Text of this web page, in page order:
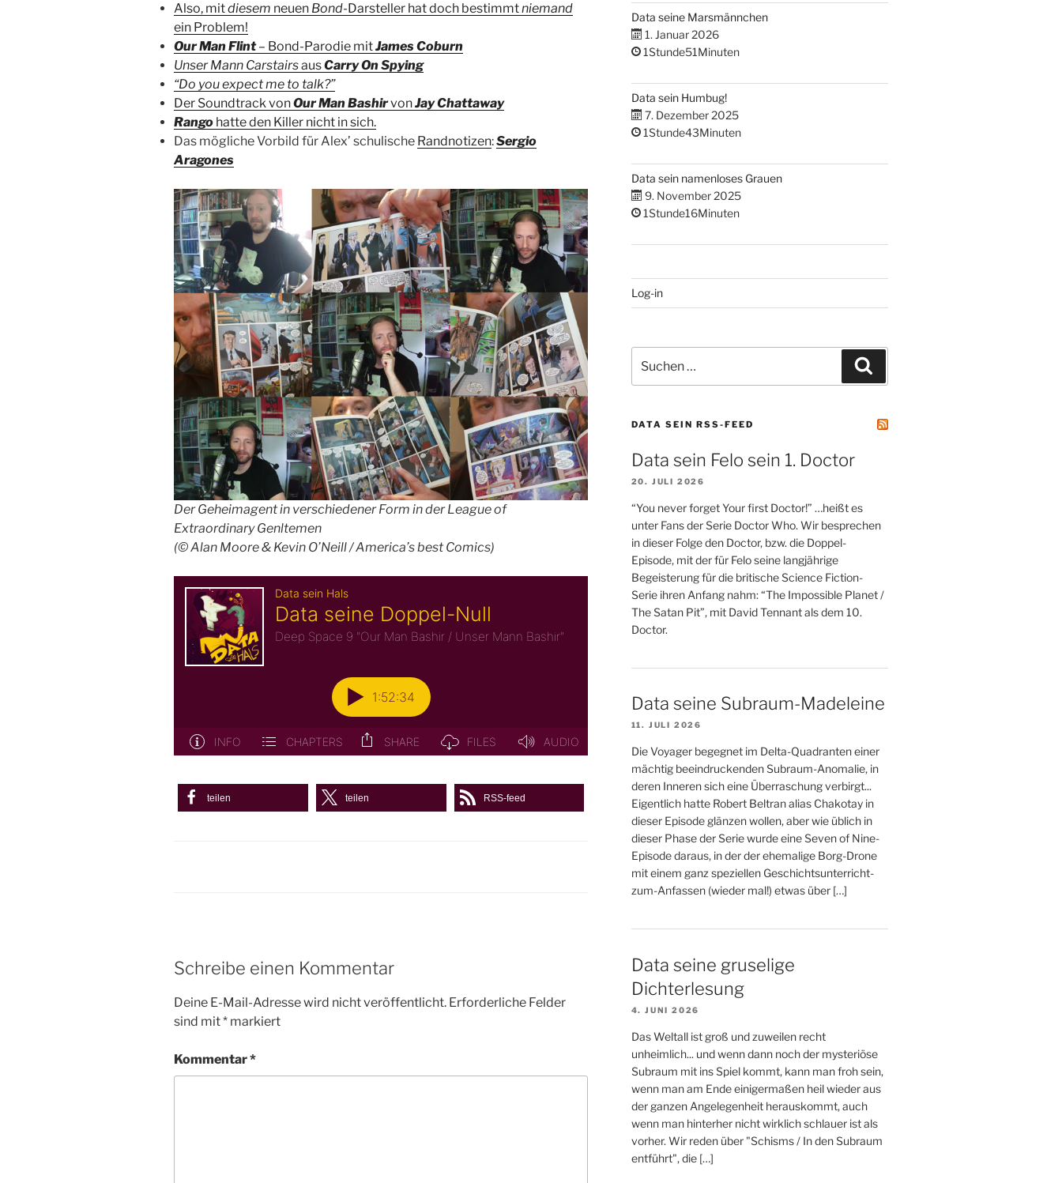
Also, mitdiesem neuen Bond-Darsteller hat doch bestimmtniemand
ein Problem!
Our Man Flint– Bond-Parodie mitJames Coburn
Unser Mann CarstairsausCarry On Spying
“Do you expect me to talk?”
Der Soundtrack vonOur Man BashirvonJay Chattaway
Rango hatte den Killer nicht in sich.
Das mögliche Vorbild für Alex’ schulische Randnotizen:Sergio
Aragones
Der Geheimagent in verschiedener Form in der League of
Extraordinary Genltemen
(© Alan Moore & Kevin O’Neill / America’s best Comics)
teilen teilen RSS-feed
Schreibe einen Kommentar
Deine E-Mail-Adresse wird nicht veröffentlicht. Erforderliche Felder
sind mit* markiert
Kommentar*
Data seine Marsmännchen
1. Januar 2026
1Stunde51Minuten
Data sein Humbug!
7. Dezember 2025
1Stunde43Minuten
Data sein namenloses Grauen
9. November 2025
1Stunde16Minuten
Log-in
nach:
DATA SEIN RSS-FEED
Data sein Felo sein 1. Doctor
20. JULI 2026
“You never forget Your first Doctor!” …heißt es
unter Fans der Serie Doctor Who. Wir besprechen
in dieser Folge den Doctor, bzw. die Doppel-
Episode, mit der für Felo seine langjährige
Begeisterung für die britische Science Fiction-
Serie ihren Anfang nahm: “The Impossible Planet /
The Satan Pit”, mit David Tennant als dem 10.
Doctor.
Data seine Subraum-Madeleine
11. JULI 2026
Die Voyager begegnet im Delta-Quadranten einer
mächtig beeindruckenden Subraum-Anomalie, in
deren Inneren sich eine Überraschung verbirgt...
Eigentlich hatte Robert Beltran alias Chakotay in
dieser Episode glänzen wollen, aber wie üblich in
dieser Phase der Serie wurde eine Seven of Nine-
Episode daraus, in der der ehemalige Borg-Drone
mit einem ganz speziellen Geschichtsunterricht-
zum-Anfassen (wieder mal!) etwas über […]
Data seine gruselige
Dichterlesung
4. JUNI 2026
Das Weltall ist groß und zuweilen recht
unheimlich... und wenn dann noch der mysteriöse
Subraum mit ins Spiel kommt, kann man froh sein,
wenn man am Ende einigermaßen heil wieder aus
der ganzen Angelegenheit herauskommt, auch
wenn man hinterher nicht wirklich schlauer ist als
vorher. Wir reden über "Schisms / In den Subraum
entführt", die […]